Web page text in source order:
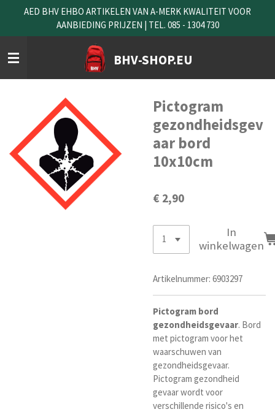
naar
de
hoofdinhoud
BHV-SHOP.EU
AED BHV EHBO ARTIKELEN VAN A-MERK KWALITEIT VOOR
AANBIEDING PRIJZEN | TEL. 085 - 1304 730
Pictogram
gezondheidsgev
aar bord
10x10cm
€ 2,90
In
winkelwagen
Artikelnummer: 6903297
Pictogram bord
gezondheidsgevaar. Bord
met pictogram voor het
waarschuwen van
gezondheidsgevaar.
Pictogram gezondheid
gevaar wordt voor
verschillende risico's en